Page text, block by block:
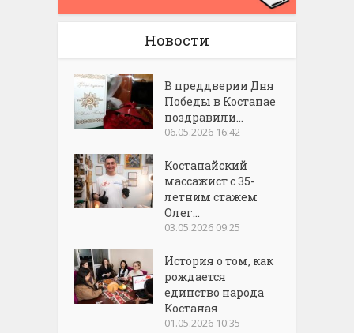
Новости
В преддверии Дня
Победы в Костанае
поздравили...
06.05.2026 16:42
Костанайский
массажист с 35-
летним стажем
Олег...
03.05.2026 09:25
История о том, как
рождается
единство народа
Костаная
01.05.2026 10:35